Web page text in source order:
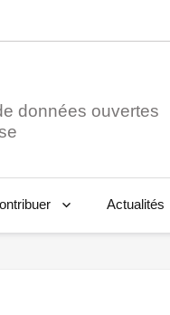
données ouvertes
Actualités